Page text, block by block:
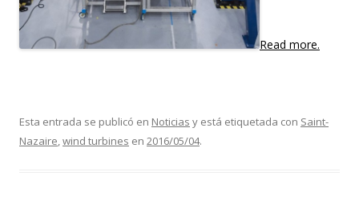
Read more.
Esta entrada se publicó en Noticias y está etiquetada con Saint-
Nazaire,wind turbines en 2016/05/04.